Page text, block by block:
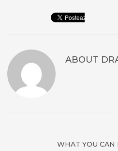
ABOUT
WHAT YOU CAN